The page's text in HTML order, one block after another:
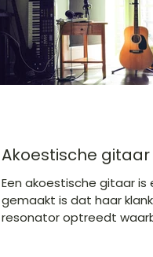
D
niveau 1
Akoestische gitaar
Een akoestische gitaar is een gitaar die zo
gemaakt is dat haar
resonator optreedt